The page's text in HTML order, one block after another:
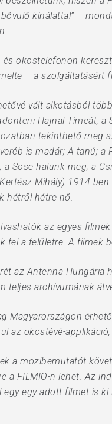
kínálattal” –
okostelefonon
– a szolgáltatásért
vált alkotásból
Hajnal Tímeát,
tekinthető meg
is madár; A tanú; a
Sose halunk meg; a
Mihály) 1914-
hétről hétre nő.
az egyes
fel a felületre. A filmek
az Antenna Hungária
teljes archívumának
Magyarországon
az okostévé-
a mozibemutatót
a FILMIO-n lehet. Az
egy adott filmet is ki